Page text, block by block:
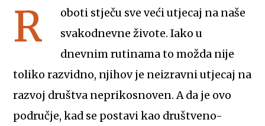
R
oboti stječu sve veći utjecaj na naše
svakodnevne živote. Iako u
dnevnim rutinama to možda nije
toliko razvidno, njihov je neizravni utjecaj na
razvoj društva neprikosnoven. A da je ovo
područje, kad se postavi kao društveno-